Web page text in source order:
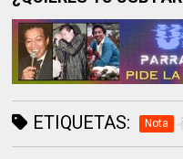
ETIQUETAS: Nota